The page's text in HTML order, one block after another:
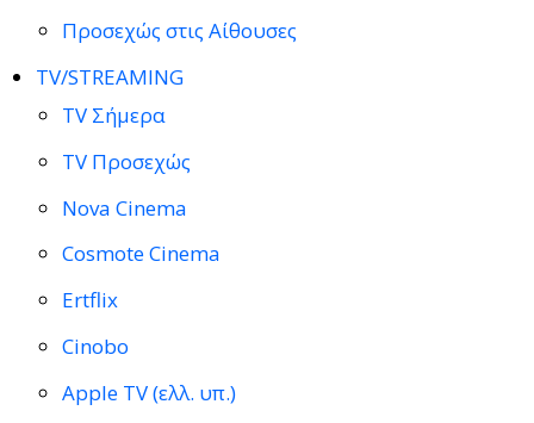
Προσεχώς στις Αίθουσες
TV/STREAMING
TV Σήμερα
TV Προσεχώς
Nova Cinema
Cosmote Cinema
Ertflix
Cinobo
Apple TV (ελλ. υπ.)